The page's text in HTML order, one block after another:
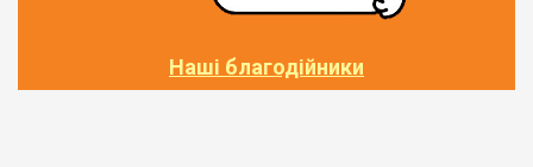
Наші благодійники